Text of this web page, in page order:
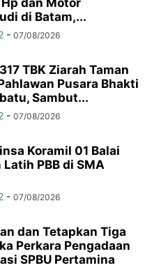
di Batam,...
- 07/08/2026
TBK Ziarah Taman
Pusara Bhakti
Sambut...
- 07/08/2026
Koramil 01 Balai
PBB di SMA
- 07/08/2026
dan Tetapkan Tiga
Perkara Pengadaan
SPBU Pertamina